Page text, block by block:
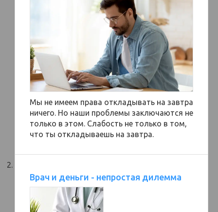
Мы не имеем права откладывать на завтра
ничего. Но наши проблемы заключаются не
только в этом. Слабость не только в том,
что ты откладываешь на завтра.
Врач и деньги - непростая дилемма